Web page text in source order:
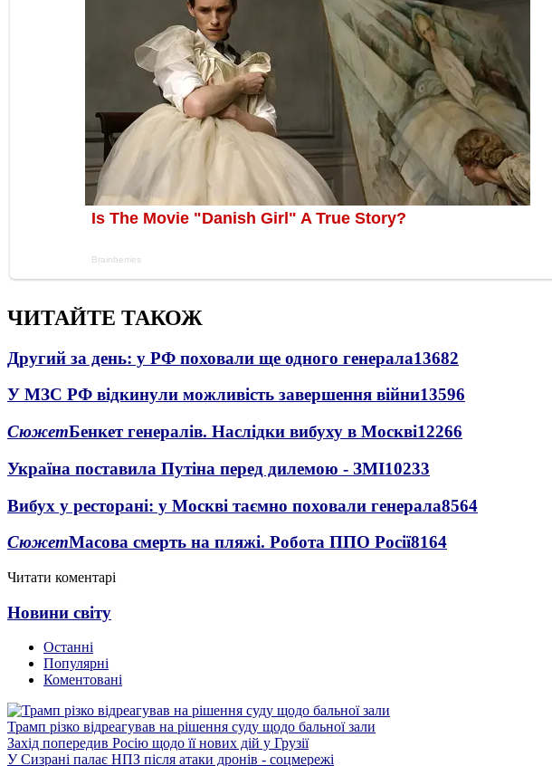
ЧИТАЙТЕ ТАКОЖ
Другий за день: у РФ поховали ще одного генерала13682
У МЗС РФ відкинули можливість завершення війни13596
СюжетБенкет генералів. Наслідки вибуху в Москві12266
Україна поставила Путіна перед дилемою - ЗМІ10233
Вибух у ресторані: у Москві таємно поховали генерала8564
СюжетМасова смерть на пляжі. Робота ППО Росії8164
Читати коментарі
Новини світу
Останні
Популярні
Коментовані
Трамп різко відреагував на рішення суду щодо бальної зали
Захід попередив Росію щодо її нових дій у Грузії
У Сизрані палає НПЗ після атаки дронів - соцмережі